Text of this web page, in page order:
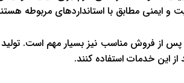
ایمنی مطابق با استانداردهای مربوطه
از فروش مناسب نیز بسیار مهم است. تولید
از این خدمات استفاده کنند.